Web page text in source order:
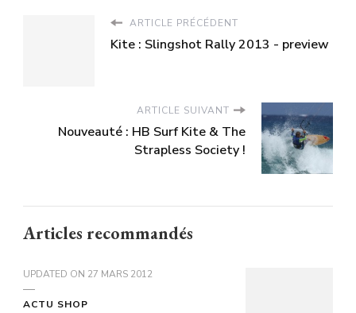
ARTICLE PRÉCÉDENT
Kite : Slingshot Rally 2013 - preview
ARTICLE SUIVANT
Nouveauté : HB Surf Kite & The
Strapless Society !
Articles recommandés
UPDATED ON 27 MARS 2012
ACTU SHOP